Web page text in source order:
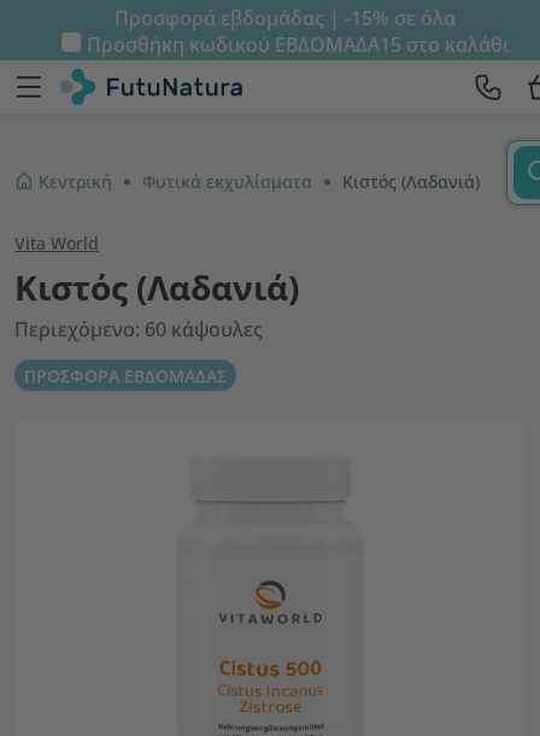
Προσφορά εβδομάδας | -15% σε όλα
Προσθήκη κωδικού ΕΒΔΟΜΑΔΑ15 στο καλάθι
Κεντρική Φυτικά εκχυλίσματα Κιστός (Λαδανιά)
Vita World
Κιστός (Λαδανιά)
Περιεχόμενο: 60 κάψουλες
ΠΡΟΣΦΟΡΑ ΕΒΔΟΜΑΔΑΣ